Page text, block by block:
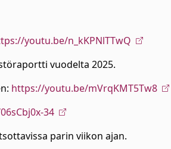
youtu.be/n_kKPNlTTwQ
vuodelta 2025.
https://youtu.be/mVrqKMT5Tw8
34
parin viikon ajan.